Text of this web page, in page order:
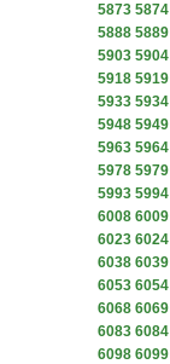
5873 5874
5888 5889
5903 5904
5918 5919
5933 5934
5948 5949
5963 5964
5978 5979
5993 5994
6008 6009
6023 6024
6038 6039
6053 6054
6068 6069
6083 6084
6098 6099